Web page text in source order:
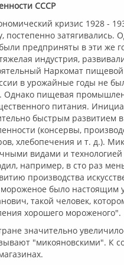
СССР
кризис 1928 -
постепенно затягивались.
предприняты в эти же
индустрия,
Наркомат
в урожайные годы не
Однако пищевая
питания.
быстрым развитием
(консервы,
хлебопечения и т. д.).
видами и
например, в сто раз
производства
было настоящим
такой человек,
хорошего мороженого".
значительно
"микояновскими". К